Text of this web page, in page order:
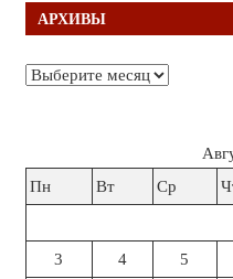
АРХИВЫ
Архивы
Пн
Вт Ср
3 4 5